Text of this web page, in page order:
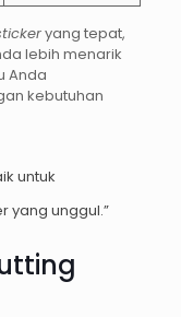
yang tepat,
lebih menarik
Anda
kebutuhan
untuk
yang unggul.”